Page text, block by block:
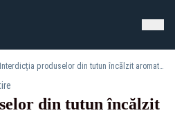
Interdicția produselor din tutun încălzit aromatizate a intrat în vigoare
din tutun încălzit